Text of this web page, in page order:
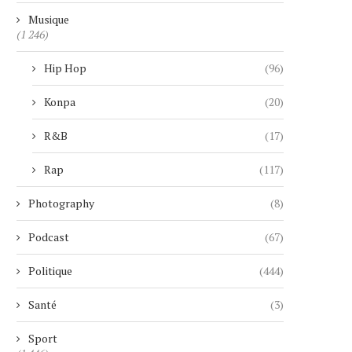
Musique
(1 246)
Hip Hop (96)
Konpa (20)
R&B (17)
Rap (117)
Photography (8)
Podcast (67)
Politique (444)
Santé (3)
Sport